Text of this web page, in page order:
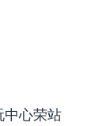
中心荣站